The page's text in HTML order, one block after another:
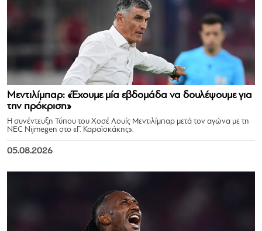
Μεντιλίμπαρ: «Έχουμε μία εβδομάδα να δουλέψουμε για
την πρόκριση»
Η συνέντευξη Τύπου του Χοσέ Λουίς Μεντιλίμπαρ μετά τον αγώνα με τη
NEC Nijmegen στο «Γ. Καραϊσκάκης».
05.08.2026